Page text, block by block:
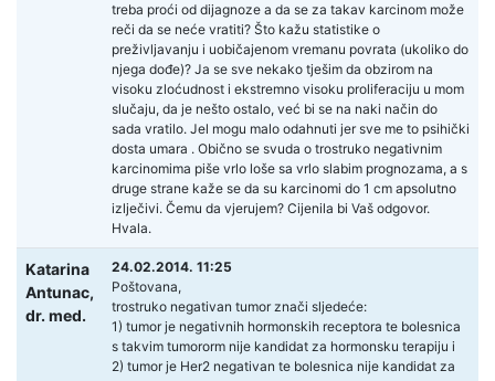
treba proći od dijagnoze a da se za takav karcinom može
reči da se neće vratiti? Što kažu statistike o
preživljavanju i uobičajenom vremanu povrata (ukoliko do
njega dođe)? Ja se sve nekako tješim da obzirom na
visoku zloćudnost i ekstremno visoku proliferaciju u mom
slučaju, da je nešto ostalo, već bi se na naki način do
sada vratilo. Jel mogu malo odahnuti jer sve me to psihički
dosta umara . Obično se svuda o trostruko negativnim
karcinomima piše vrlo loše sa vrlo slabim prognozama, a s
druge strane kaže se da su karcinomi do 1 cm apsolutno
izlječivi. Čemu da vjerujem? Cijenila bi Vaš odgovor.
Hvala.
Katarina
Antunac,
dr. med.
24.02.2014. 11:25
Poštovana,
trostruko negativan tumor znači sljedeće:
1) tumor je negativnih hormonskih receptora te bolesnica
s takvim tumororm nije kandidat za hormonsku terapiju i
2) tumor je Her2 negativan te bolesnica nije kandidat za